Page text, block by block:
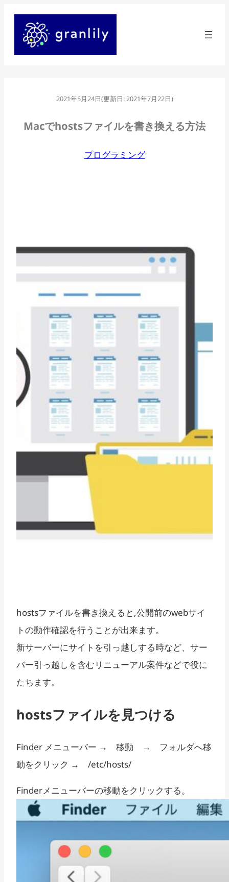
2021年5月24日(更新日:2021年7月22日)
Macでhostsファイルを書き換える方法
プログラミング
hostsファイルを書き換えると,公開前のwebサイ
トの動作確認を行うことが出来ます。
新サーバーにサイトを引っ越しする時など、サー
バー引っ越しを含むリニューアル案件などで役に
たちます。
hostsファイルを見つける
Finder メニューバー → 移動 → フォルダへ移
動をクリック → /etc/hosts/
Finderメニューバーの移動をクリックする。